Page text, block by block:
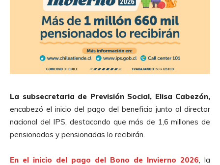
La subsecretaria de Previsión Social, Elisa Cabezón,
encabezó el inicio del pago del beneficio junto al director
nacional del IPS, destacando que más de 1,6 millones de
pensionados y pensionadas lo recibirán.
En el inicio del pago del Bono de Invierno 2026 , la